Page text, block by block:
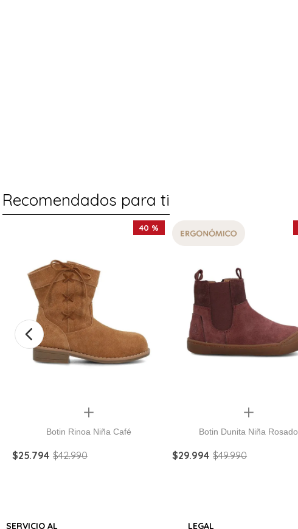
Recomendados para ti
40 %
Quickview
Botin Rinoa Niña Café
$25.794 $42.990
Quickview
Botin Dunita Niña Rosado
$29.994 $49.990
SERVICIO AL LEGAL